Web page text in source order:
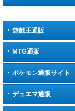
遊戯王通販
MTG通販
ポケモン通販サイト
デュエマ通販